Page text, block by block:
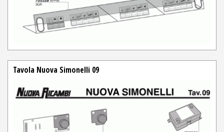
Tavola Nuova Simonelli 09